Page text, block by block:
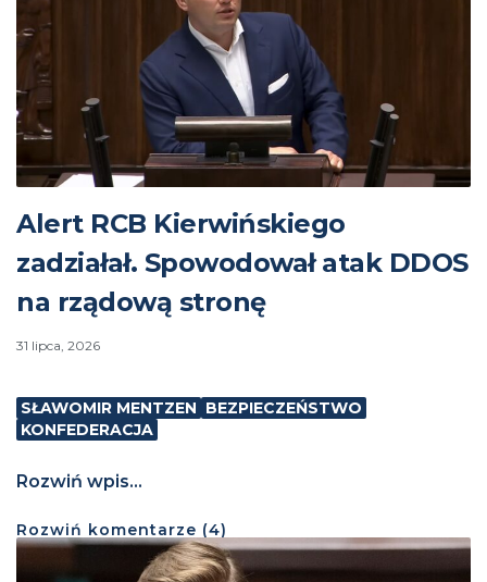
Alert RCB Kierwińskiego
zadziałał. Spowodował atak DDOS
na rządową stronę
31 lipca, 2026
SŁAWOMIR MENTZEN BEZPIECZEŃSTWO
KONFEDERACJA
Rozwiń wpis...
Rozwiń komentarze (4)